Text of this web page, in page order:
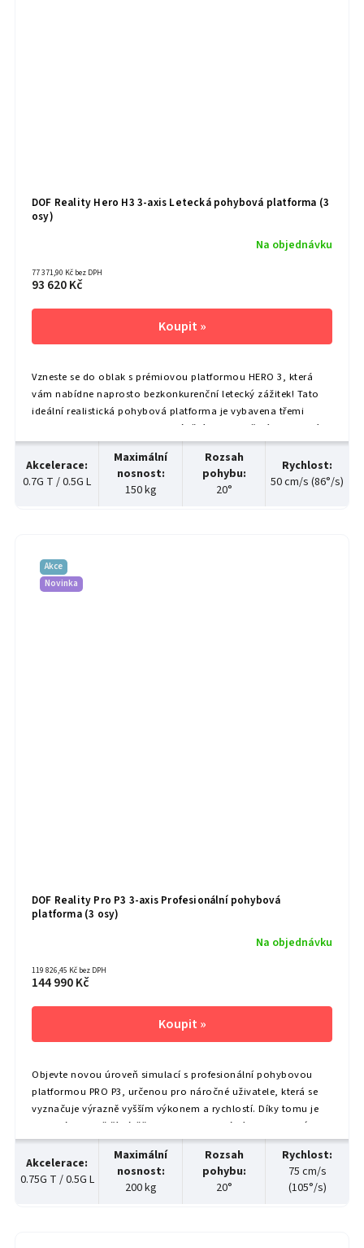
DOF Reality Hero H3 3-axis Letecká pohybová platforma (3
osy)
Na objednávku
77 371,90 Kč bez DPH
93 620 Kč
Vzneste se do oblak s prémiovou platformou HERO 3, která
vám nabídne naprosto bezkonkurenční letecký zážitek! Tato
ideální realistická pohybová platforma je vybavena třemi
osami pohybu – sklonem, nakláněním a vybočením – a navíc
oproti racing verzi disponuje dodatečnou...
Akcelerace:
0.7G T / 0.5G L
Maximální
nosnost:
150 kg
Rozsah
pohybu:
20°
Rychlost:
50 cm/s (86°/s)
Akce
Novinka
DOF Reality Pro P3 3-axis Profesionální pohybová
platforma (3 osy)
Na objednávku
119 826,45 Kč bez DPH
144 990 Kč
Objevte novou úroveň simulací s profesionální pohybovou
platformou PRO P3, určenou pro náročné uživatele, která se
vyznačuje výrazně vyšším výkonem a rychlostí. Díky tomu je
vhodná i pro větší zátěž. Tento profesionální model, který je...
Akcelerace:
0.75G T / 0.5G L
Maximální
nosnost:
200 kg
Rozsah
pohybu:
20°
Rychlost:
75 cm/s
(105°/s)